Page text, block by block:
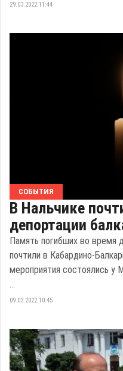
29.03.2022 11:44
СОБЫТИЯ
В Нальчике
депортации
Память погибших во время
почтили в Кабардино-
мероприятия состоялись у
...
09.03.2022 10:45